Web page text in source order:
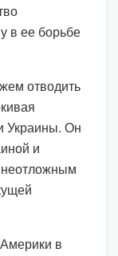
в ее борьбе
отводить
Украины. Он
и
в